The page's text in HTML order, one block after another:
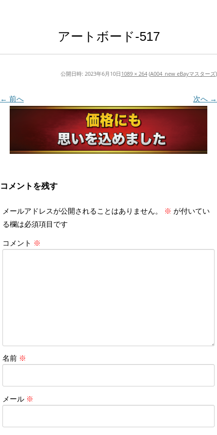
アートボード-517
公開日時: 2023年6月10日 1089 × 264 (A004_new eBayマスターズ)
← 前へ 次へ →
コメントを残す
メールアドレスが公開されることはありません。 ※ が付いてい
る欄は必須項目です
コメント ※
名前 ※
メール ※